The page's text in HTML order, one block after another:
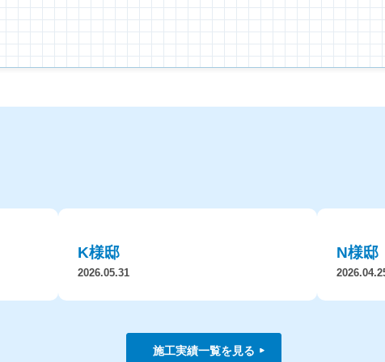
K様邸
2026.05.31
N様邸
施工実績一覧を見る